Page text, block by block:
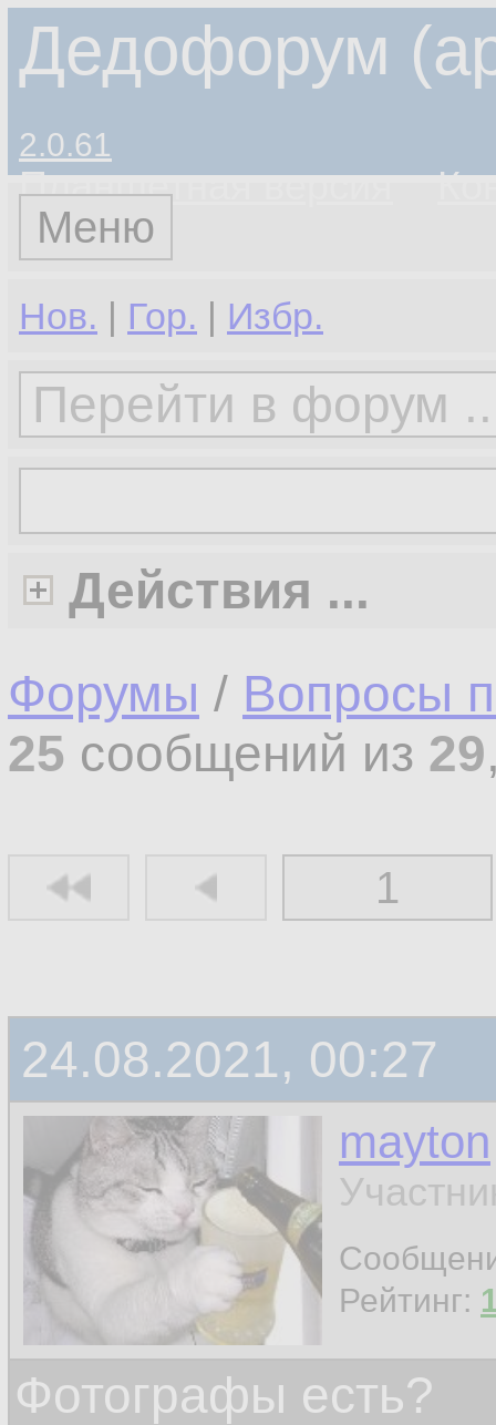
Дедофорум
2.0.61
Планшетная версия
Меню
Нов. | Гор. | Избр.
Действия ...
Форумы / Вопросы
25 сообщений из 29
1
24.08.2021, 00:27
mayton
Рейтинг:
Фотографы есть?